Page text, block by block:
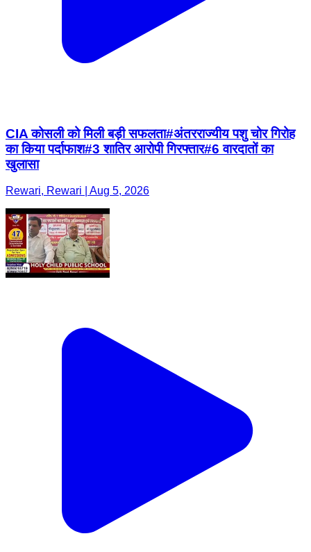
CIA कोसली को मिली बड़ी सफलता#अंतरराज्यीय पशु चोर गिरोह
का किया पर्दाफाश#3 शातिर आरोपी गिरफ्तार#6 वारदातों का
खुलासा
Rewari, Rewari | Aug 5, 2026